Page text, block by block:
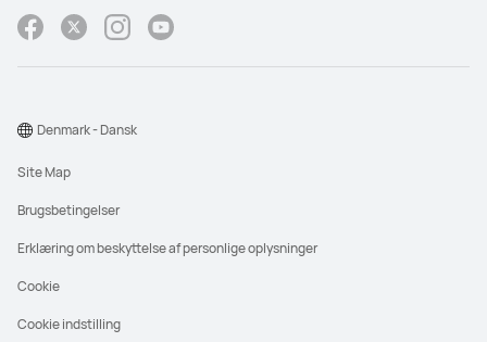
Site Map
Brugsbetingelser
Erklæring om beskyttelse af personlige oplysninger
Cookie
Cookie indstilling
Denmark - Dansk